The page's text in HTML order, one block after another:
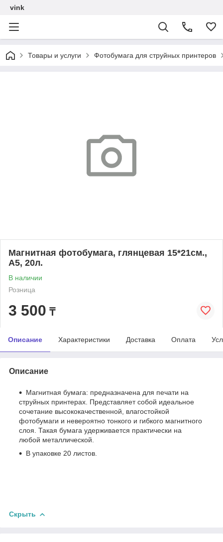
vink
Товары и услуги Фотобумага для струйных принтеров
Магнитная фотобумага, глянцевая 15*21см.,
А5, 20л.
В наличии
Розница
3 500 ₸
Описание Характеристики Доставка Оплата
Описание
Магнитная бумага: предназначена для печати на
струйных принтерах. Представляет собой идеальное
сочетание высококачественной, влагостойкой
фотобумаги и невероятно тонкого и гибкого магнитного
слоя. Такая бумага удерживается практически на
любой металлической.
В упаковке 20 листов.
Скрыть